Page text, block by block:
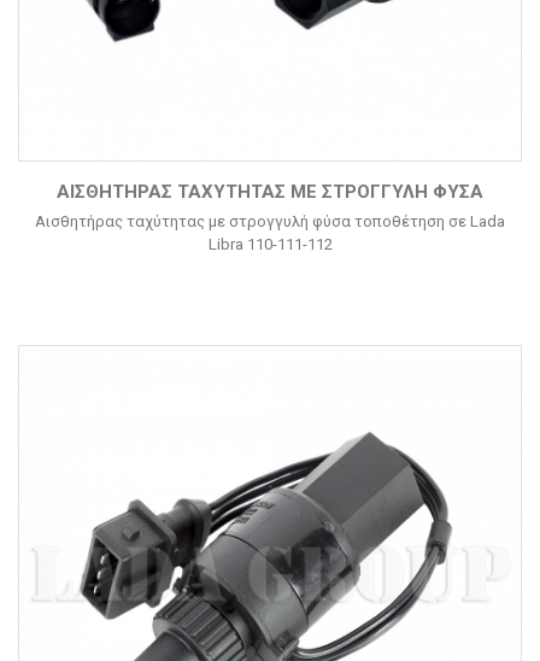
ΑΙΣΘΗΤΉΡΑΣ ΤΑΧΎΤΗΤΑΣ ΜΕ ΣΤΡΟΓΓΥΛΉ ΦΎΣΑ
Αισθητήρας ταχύτητας με στρογγυλή φύσα τοποθέτηση σε Lada
Libra 110-111-112